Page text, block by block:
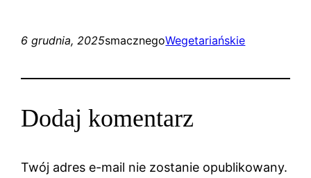
6 grudnia, 2025smacznegoWegetariańskie
Dodaj komentarz
Twój adres e-mail nie zostanie opublikowany.